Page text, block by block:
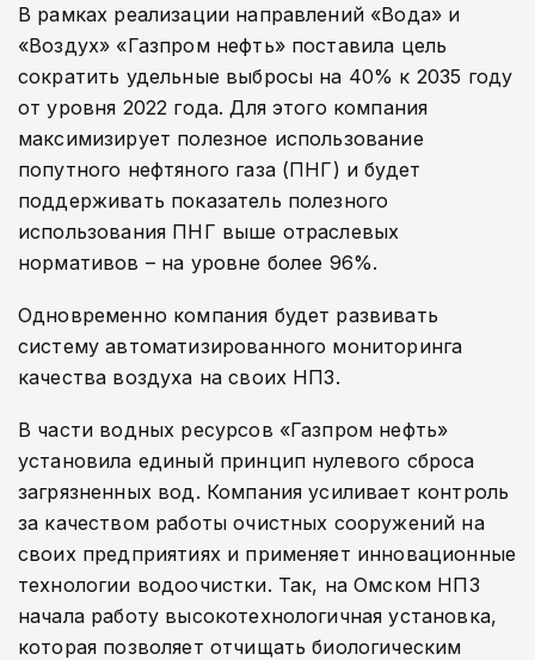
В рамках реализации направлений «Вода» и
«Воздух» «Газпром нефть» поставила цель
сократить удельные выбросы на 40% к 2035 году
от уровня 2022 года. Для этого компания
максимизирует полезное использование
попутного нефтяного газа (ПНГ) и будет
поддерживать показатель полезного
использования ПНГ выше отраслевых
нормативов – на уровне более 96%.
Одновременно компания будет развивать
систему автоматизированного мониторинга
качества воздуха на своих НПЗ.
В части водных ресурсов «Газпром нефть»
установила единый принцип нулевого сброса
загрязненных вод. Компания усиливает контроль
за качеством работы очистных сооружений на
своих предприятиях и применяет инновационные
технологии водоочистки. Так, на Омском НПЗ
начала работу высокотехнологичная установка,
которая позволяет отчищать биологическим